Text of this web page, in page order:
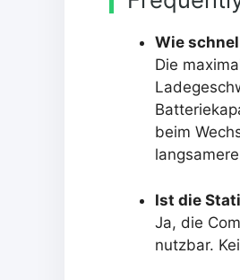
Wie
Die
beim
Ist die
Ja, die
nutzbar.